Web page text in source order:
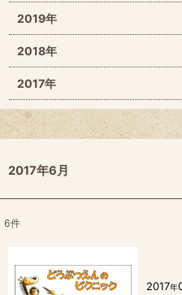
2017年6月
6件
2017年
2019年
2018年
2017年